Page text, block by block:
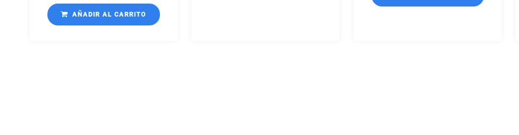
AÑADIR AL CARRITO